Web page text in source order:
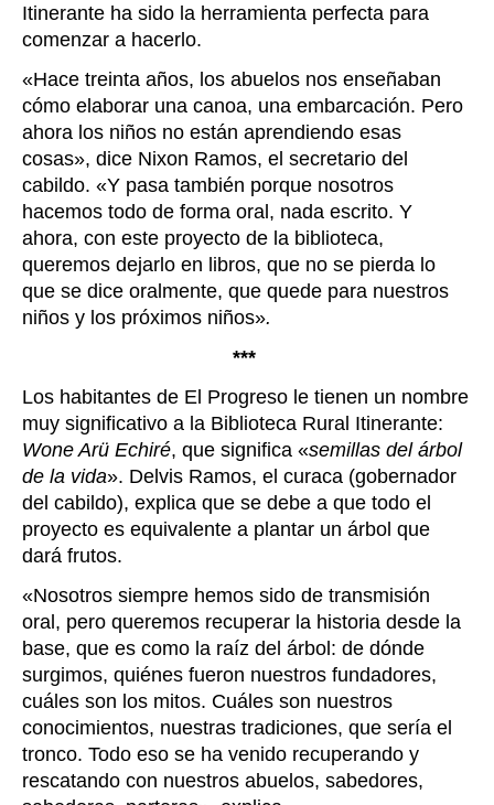
Itinerante ha sido la herramienta perfecta para
comenzar a hacerlo.
«Hace treinta años, los abuelos nos enseñaban
cómo elaborar una canoa, una embarcación. Pero
ahora los niños no están aprendiendo esas
cosas», dice Nixon Ramos, el secretario del
cabildo. «Y pasa también porque nosotros
hacemos todo de forma oral, nada escrito. Y
ahora, con este proyecto de la biblioteca,
queremos dejarlo en libros, que no se pierda lo
que se dice oralmente, que quede para nuestros
niños y los próximos niños».
***
Los habitantes de El Progreso le tienen un nombre
muy significativo a la Biblioteca Rural Itinerante:
Wone Arü Echiré, que significa «semillas del árbol
de la vida». Delvis Ramos, el curaca (gobernador
del cabildo), explica que se debe a que todo el
proyecto es equivalente a plantar un árbol que
dará frutos.
«Nosotros siempre hemos sido de transmisión
oral, pero queremos recuperar la historia desde la
base, que es como la raíz del árbol: de dónde
surgimos, quiénes fueron nuestros fundadores,
cuáles son los mitos. Cuáles son nuestros
conocimientos, nuestras tradiciones, que sería el
tronco. Todo eso se ha venido recuperando y
rescatando con nuestros abuelos, sabedores,